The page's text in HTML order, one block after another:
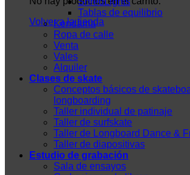
Volver a la tienda
Tablas de equilibrio
Kendama
Ropa de calle
Venta
Vales
Alquiler
Clases de skate
Conceptos básicos de
longboarding
Taller individual de patinaje
Taller de surfskate
Taller de Longboard Dance &
Taller de diapositivas
Estudio de grabación
Sala de ensayos